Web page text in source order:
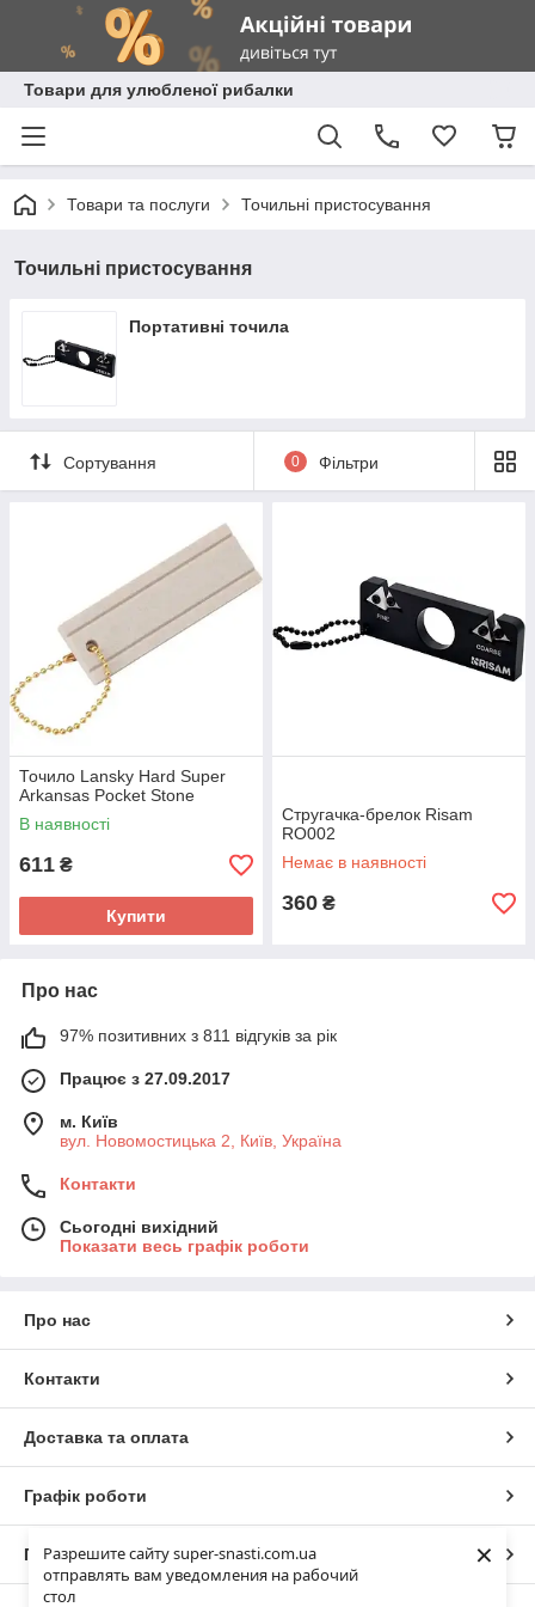
Разрешите сайту super-snasti.com.ua
отправлять вам уведомления на рабочий
стол
×
Товари для улюбленої рибалки
Товари та послуги Точильні пристосування
Точильні пристосування
Портативні точила
Сортування 0 Фільтри
Точило Lansky Hard Super
Arkansas Pocket Stone
В наявності
611 ₴
Купити
Стругачка-брелок Risam
RO002
Немає в наявності
360 ₴
Про нас
97% позитивних з 811 відгуків за рік
Працює з 27.09.2017
м. Київ
вул. Новомостицька 2, Київ, Україна
Контакти
Сьогодні вихідний
Показати весь графік роботи
Про нас
Контакти
Доставка та оплата
Графік роботи
Повна версія сайту